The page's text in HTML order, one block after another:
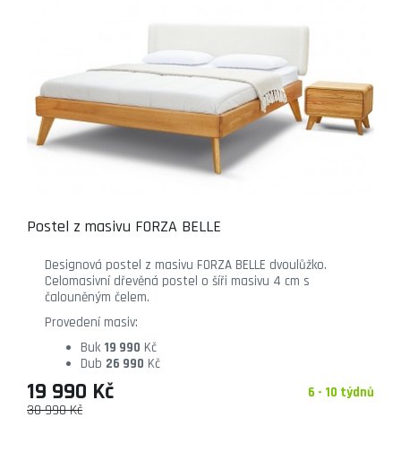
Postel z masivu FORZA BELLE
Designová postel z masivu FORZA BELLE dvoulůžko.
Celomasivní dřevěná postel o šíři masivu 4 cm s
čalouněným čelem.
Provedení masiv:
Buk 19 990 Kč
Dub 26 990 Kč
6 - 10 týdnů
30 990 Kč
19 990 Kč